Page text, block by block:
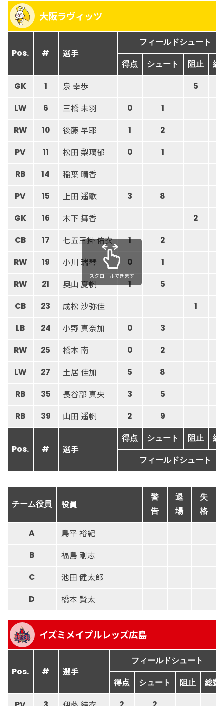
大阪ラヴィッツ
Pos. # 選手
フィールドシュート
得点 シュート 阻止 総
GK 1 泉 幸歩 5
LW 6 三橋 未羽 0 1
RW 10 後藤 早耶 1 2
PV 11 松田 梨璃郁 0 1
RB 14 稲葉 晴香
PV 15 上田 遥歌 3 8
GK 16 木下 舞香 2
CB 17 七五三掛 佑衣 1 2
RW 19 小川 瑞琴 0 1
RW 21 奥山 夏帆 1 5
CB 23 成松 沙弥佳 1
LB 24 小野 真奈加 0 3
RW 25 橋本 南 0 2
LW 27 土居 佳加 5 8
RB 35 長谷部 真央 3 5
RB 39 山田 遥帆 2 9
Pos. # 選手
得点 シュート 阻止 総
フィールドシュート
スクロールできます
チーム役員 役員
警
告
退
場
失
格
A 鳥平 裕紀
B 福島 剛志
C 池田 健太郎
D 橋本 賢太
イズミメイプルレッズ広島
Pos. # 選手
フィールドシュート
得点 シュート 阻止 総数